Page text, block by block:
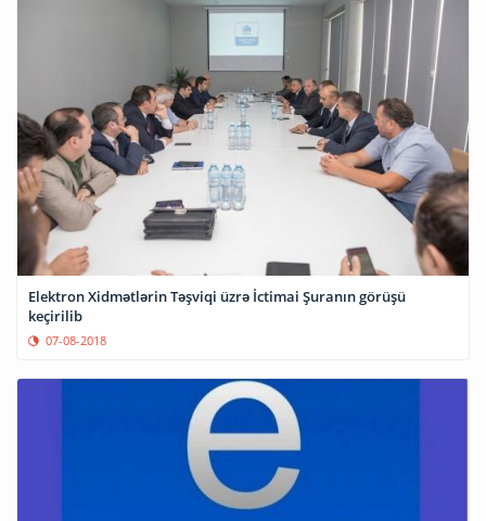
Elektron Xidmətlərin Təşviqi üzrə İctimai Şuranın görüşü
keçirilib
07-08-2018